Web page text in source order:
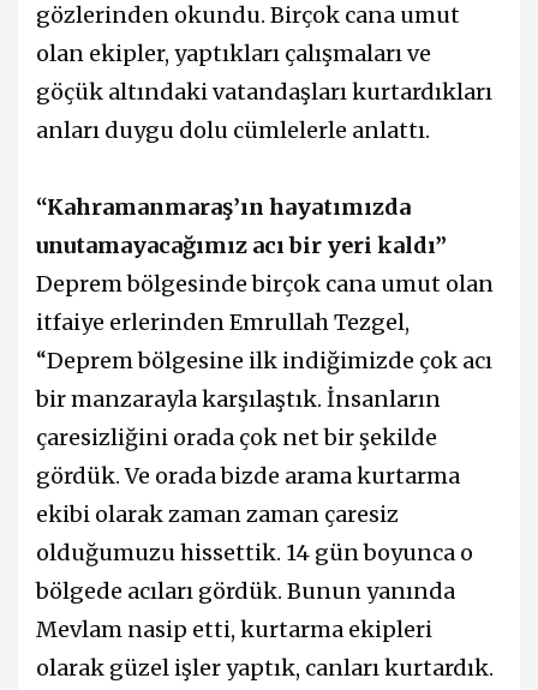
gözlerinden okundu. Birçok cana umut
olan ekipler, yaptıkları çalışmaları ve
göçük altındaki vatandaşları kurtardıkları
anları duygu dolu cümlelerle anlattı.
“Kahramanmaraş’ın hayatımızda
unutamayacağımız acı bir yeri kaldı”
Deprem bölgesinde birçok cana umut olan
itfaiye erlerinden Emrullah Tezgel,
“Deprem bölgesine ilk indiğimizde çok acı
bir manzarayla karşılaştık. İnsanların
çaresizliğini orada çok net bir şekilde
gördük. Ve orada bizde arama kurtarma
ekibi olarak zaman zaman çaresiz
olduğumuzu hissettik. 14 gün boyunca o
bölgede acıları gördük. Bunun yanında
Mevlam nasip etti, kurtarma ekipleri
olarak güzel işler yaptık, canları kurtardık.